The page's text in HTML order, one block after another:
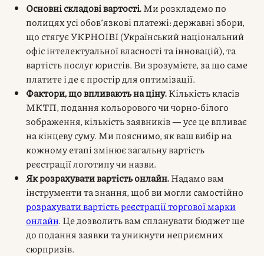
Основні складові вартості.Ми розкладемо по
полицях усі обов’язкові платежі: державні збори,
що стягує УКРНОІВІ (Український національний
офіс інтелектуальної власності та інновацій), та
вартість послуг юристів. Ви зрозумієте, за що саме
платите і де є простір для оптимізації.
Фактори, що впливають на ціну.Кількість класів
МКТП, подання кольорового чи чорно-білого
зображення, кількість заявників — усе це впливає
на кінцеву суму. Ми пояснимо, як ваш вибір на
кожному етапі змінює загальну вартість
реєстрації логотипу чи назви.
Як розрахувати вартість онлайн.Надамо вам
інструменти та знання, щоб ви могли самостійно
розрахувати вартість реєстрації торгової марки
онлайн. Це дозволить вам спланувати бюджет ще
до подання заявки та уникнути неприємних
сюрпризів.